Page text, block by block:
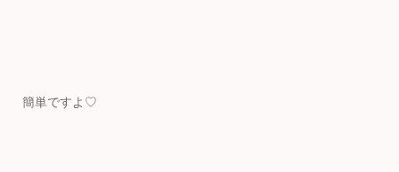
簡単ですよ♡